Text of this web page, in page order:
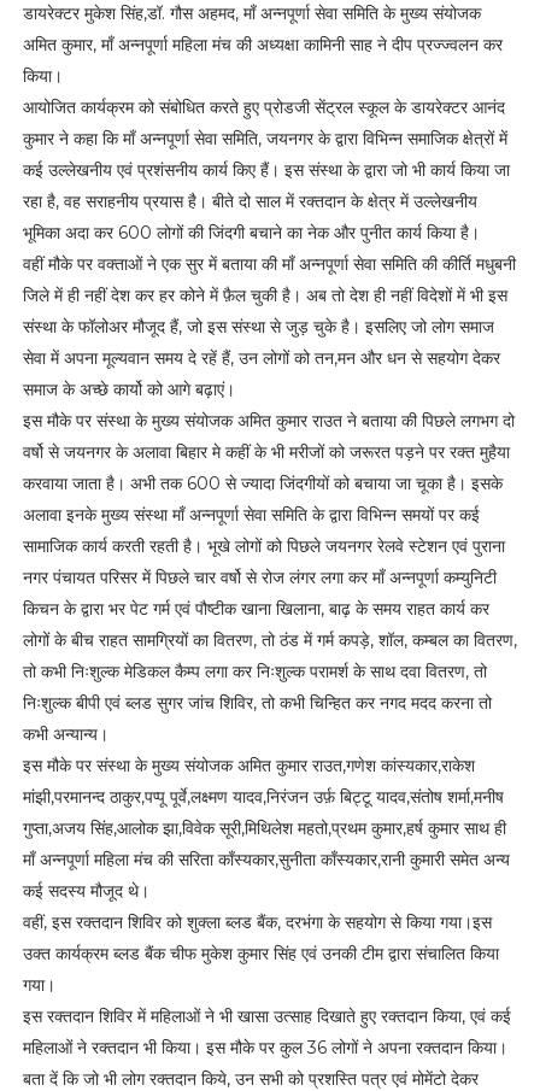
डायरेक्टर मुकेश सिंह,डॉ. गौस अहमद, माँ अन्नपूर्णा सेवा समिति के मुख्य संयोजक
अमित कुमार, माँ अन्नपूर्णा महिला मंच की अध्यक्षा कामिनी साह ने दीप प्रज्ज्वलन कर
किया।
आयोजित कार्यक्रम को संबोधित करते हुए प्रोडजी सेंट्रल स्कूल के डायरेक्टर आनंद
कुमार ने कहा कि माँ अन्नपूर्णा सेवा समिति, जयनगर के द्वारा विभिन्न समाजिक क्षेत्रों में
कई उल्लेखनीय एवं प्रशंसनीय कार्य किए हैं। इस संस्था के द्वारा जो भी कार्य किया जा
रहा है, वह सराहनीय प्रयास है। बीते दो साल में रक्तदान के क्षेत्र में उल्लेखनीय
भूमिका अदा कर 600 लोगों की जिंदगी बचाने का नेक और पुनीत कार्य किया है।
वहीं मौके पर वक्ताओं ने एक सुर में बताया की माँ अन्नपूर्णा सेवा समिति की कीर्ति मधुबनी
जिले में ही नहीं देश कर हर कोने में फ़ैल चुकी है। अब तो देश ही नहीं विदेशों में भी इस
संस्था के फॉलोअर मौजूद हैं, जो इस संस्था से जुड़ चुके है। इसलिए जो लोग समाज
सेवा में अपना मूल्यवान समय दे रहें हैं, उन लोगों को तन,मन और धन से सहयोग देकर
समाज के अच्छे कार्यो को आगे बढ़ाएं।
इस मौके पर संस्था के मुख्य संयोजक अमित कुमार राउत ने बताया की पिछले लगभग दो
वर्षो से जयनगर के अलावा बिहार मे कहीं के भी मरीजों को जरूरत पड़ने पर रक्त मुहैया
करवाया जाता है। अभी तक 600 से ज्यादा जिंदगीयों को बचाया जा चूका है। इसके
अलावा इनके मुख्य संस्था माँ अन्नपूर्णा सेवा समिति के द्वारा विभिन्न समयों पर कई
सामाजिक कार्य करती रहती है। भूखे लोगों को पिछले जयनगर रेलवे स्टेशन एवं पुराना
नगर पंचायत परिसर में पिछले चार वर्षो से रोज लंगर लगा कर माँ अन्नपूर्णा कम्युनिटी
किचन के द्वारा भर पेट गर्म एवं पौष्टीक खाना खिलाना, बाढ़ के समय राहत कार्य कर
लोगों के बीच राहत सामग्रियों का वितरण, तो ठंड में गर्म कपड़े, शॉल, कम्बल का वितरण,
तो कभी निःशुल्क मेडिकल कैम्प लगा कर निःशुल्क परामर्श के साथ दवा वितरण, तो
निःशुल्क बीपी एवं ब्लड सुगर जांच शिविर, तो कभी चिन्हित कर नगद मदद करना तो
कभी अन्यान्य।
इस मौके पर संस्था के मुख्य संयोजक अमित कुमार राउत,गणेश कांस्यकार,राकेश
मांझी,परमानन्द ठाकुर,पप्पू पूर्वे,लक्ष्मण यादव,निरंजन उर्फ़ बिट्टू यादव,संतोष शर्मा,मनीष
गुप्ता,अजय सिंह,आलोक झा,विवेक सूरी,मिथिलेश महतो,प्रथम कुमार,हर्ष कुमार साथ ही
माँ अन्नपूर्णा महिला मंच की सरिता काँस्यकार,सुनीता काँस्यकार,रानी कुमारी समेत अन्य
कई सदस्य मौजूद थे।
वहीं, इस रक्तदान शिविर को शुक्ला ब्लड बैंक, दरभंगा के सहयोग से किया गया।इस
उक्त कार्यक्रम ब्लड बैंक चीफ मुकेश कुमार सिंह एवं उनकी टीम द्वारा संचालित किया
गया।
इस रक्तदान शिविर में महिलाओं ने भी खासा उत्साह दिखाते हुए रक्तदान किया, एवं कई
महिलाओं ने रक्तदान भी किया। इस मौके पर कुल 36 लोगों ने अपना रक्तदान किया।
बता दें कि जो भी लोग रक्तदान किये, उन सभी को प्रशस्ति पत्र एवं मोमेंटो देकर